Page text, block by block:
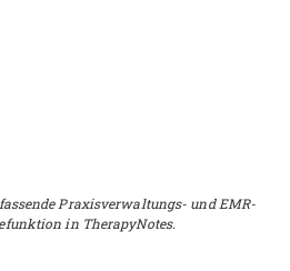
Praxisverwaltungs- und EMR-
in TherapyNotes.